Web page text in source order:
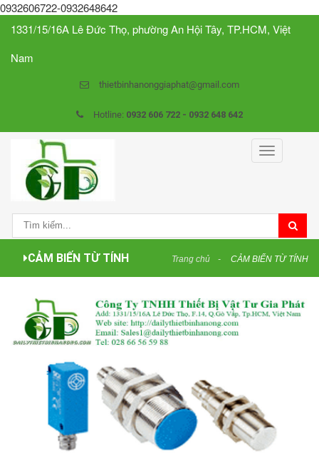
0932606722-0932648642
1331/15/16A Lê Đức Thọ, phường An Hội Tây, TP.HCM, Việt
Nam
thietbinhanonggiaphat@gmail.com
Hotline: 0932 606 722 - 0932 648 642
Toggle
navigation
CẢM BIẾN TỪ TÍNH Trang chủ CẢM BIẾN TỪ TÍNH